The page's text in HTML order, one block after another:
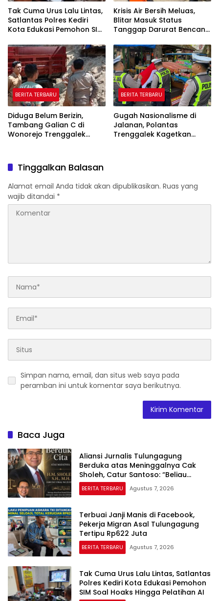
Tak Cuma Urus Lalu Lintas,
Satlantas Polres Kediri
Kota Edukasi Pemohon SIM
Pelatihan AI
Krisis Air Bersih Meluas,
Blitar Masuk Status
Tanggap Darurat Bencana
BERITA TERBARU
Diduga Belum Berizin,
Tambang Galian C di
Wonorejo Trenggalek
BERITA TERBARU
Gugah Nasionalisme di
Jalanan, Polantas
Trenggalek Kagetkan
Tinggalkan Balasan
Alamat email Anda tidak akan dipublikasikan. Ruas yang
wajib ditandai *
Simpan nama, email, dan situs web saya pada
peramban ini untuk komentar saya berikutnya.
Baca Juga
Aliansi Jurnalis Tulungagung
Berduka atas Meninggalnya Cak
Sholeh, Catur Santoso: “Beliau
Pejuang Keadilan yang Vokal”
BERITA TERBARU Agustus 7, 2026
Terbuai Janji Manis di Facebook,
Pekerja Migran Asal Tulungagung
Tertipu Rp622 Juta
BERITA TERBARU Agustus 7, 2026
Tak Cuma Urus Lalu Lintas, Satlantas
Polres Kediri Kota Edukasi Pemohon
SIM Soal Hoaks Hingga Pelatihan AI